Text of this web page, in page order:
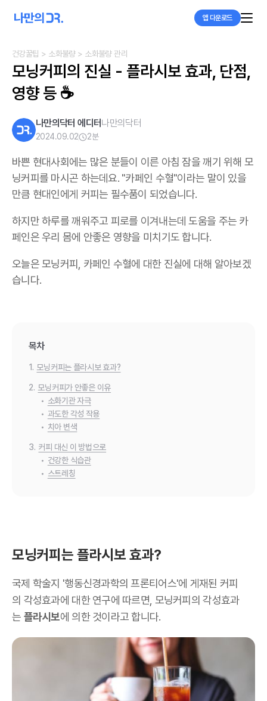
앱 다운로드
건강꿀팁 > 소화불량> 소화불량 관리
모닝커피의 진실 - 플라시보 효과, 단점,
영향 등 ☕
나만의닥터 에디터나만의닥터
2024.09.02 2분
바쁜 현대사회에는 많은 분들이 이른 아침 잠을 깨기 위해 모
닝커피를 마시곤 하는데요. "카페인 수혈"이라는 말이 있을
만큼 현대인에게 커피는 필수품이 되었습니다.
하지만 하루를 깨워주고 피로를 이겨내는데 도움을 주는 카
페인은 우리 몸에 안좋은 영향을 미치기도 합니다.
오늘은 모닝커피, 카페인 수혈에 대한 진실에 대해 알아보겠
습니다.
목차
1. 모닝커피는 플라시보 효과?
2. 모닝커피가 안좋은 이유
• 소화기관 자극
• 과도한 각성 작용
• 치아 변색
3. 커피 대신 이 방법으로
• 건강한 식습관
• 스트레칭
모닝커피는 플라시보 효과?
국제 학술지 '행동신경과학의 프론티어스'에 게재된 커피
의 각성효과에 대한 연구에 따르면, 모닝커피의 각성효과
는 플라시보에 의한 것이라고 합니다.